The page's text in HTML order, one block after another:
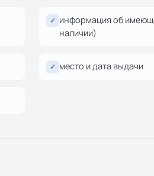
✓ информация об
наличии)
✓ место и дата выдачи